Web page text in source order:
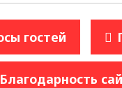
гостей
Благодарность